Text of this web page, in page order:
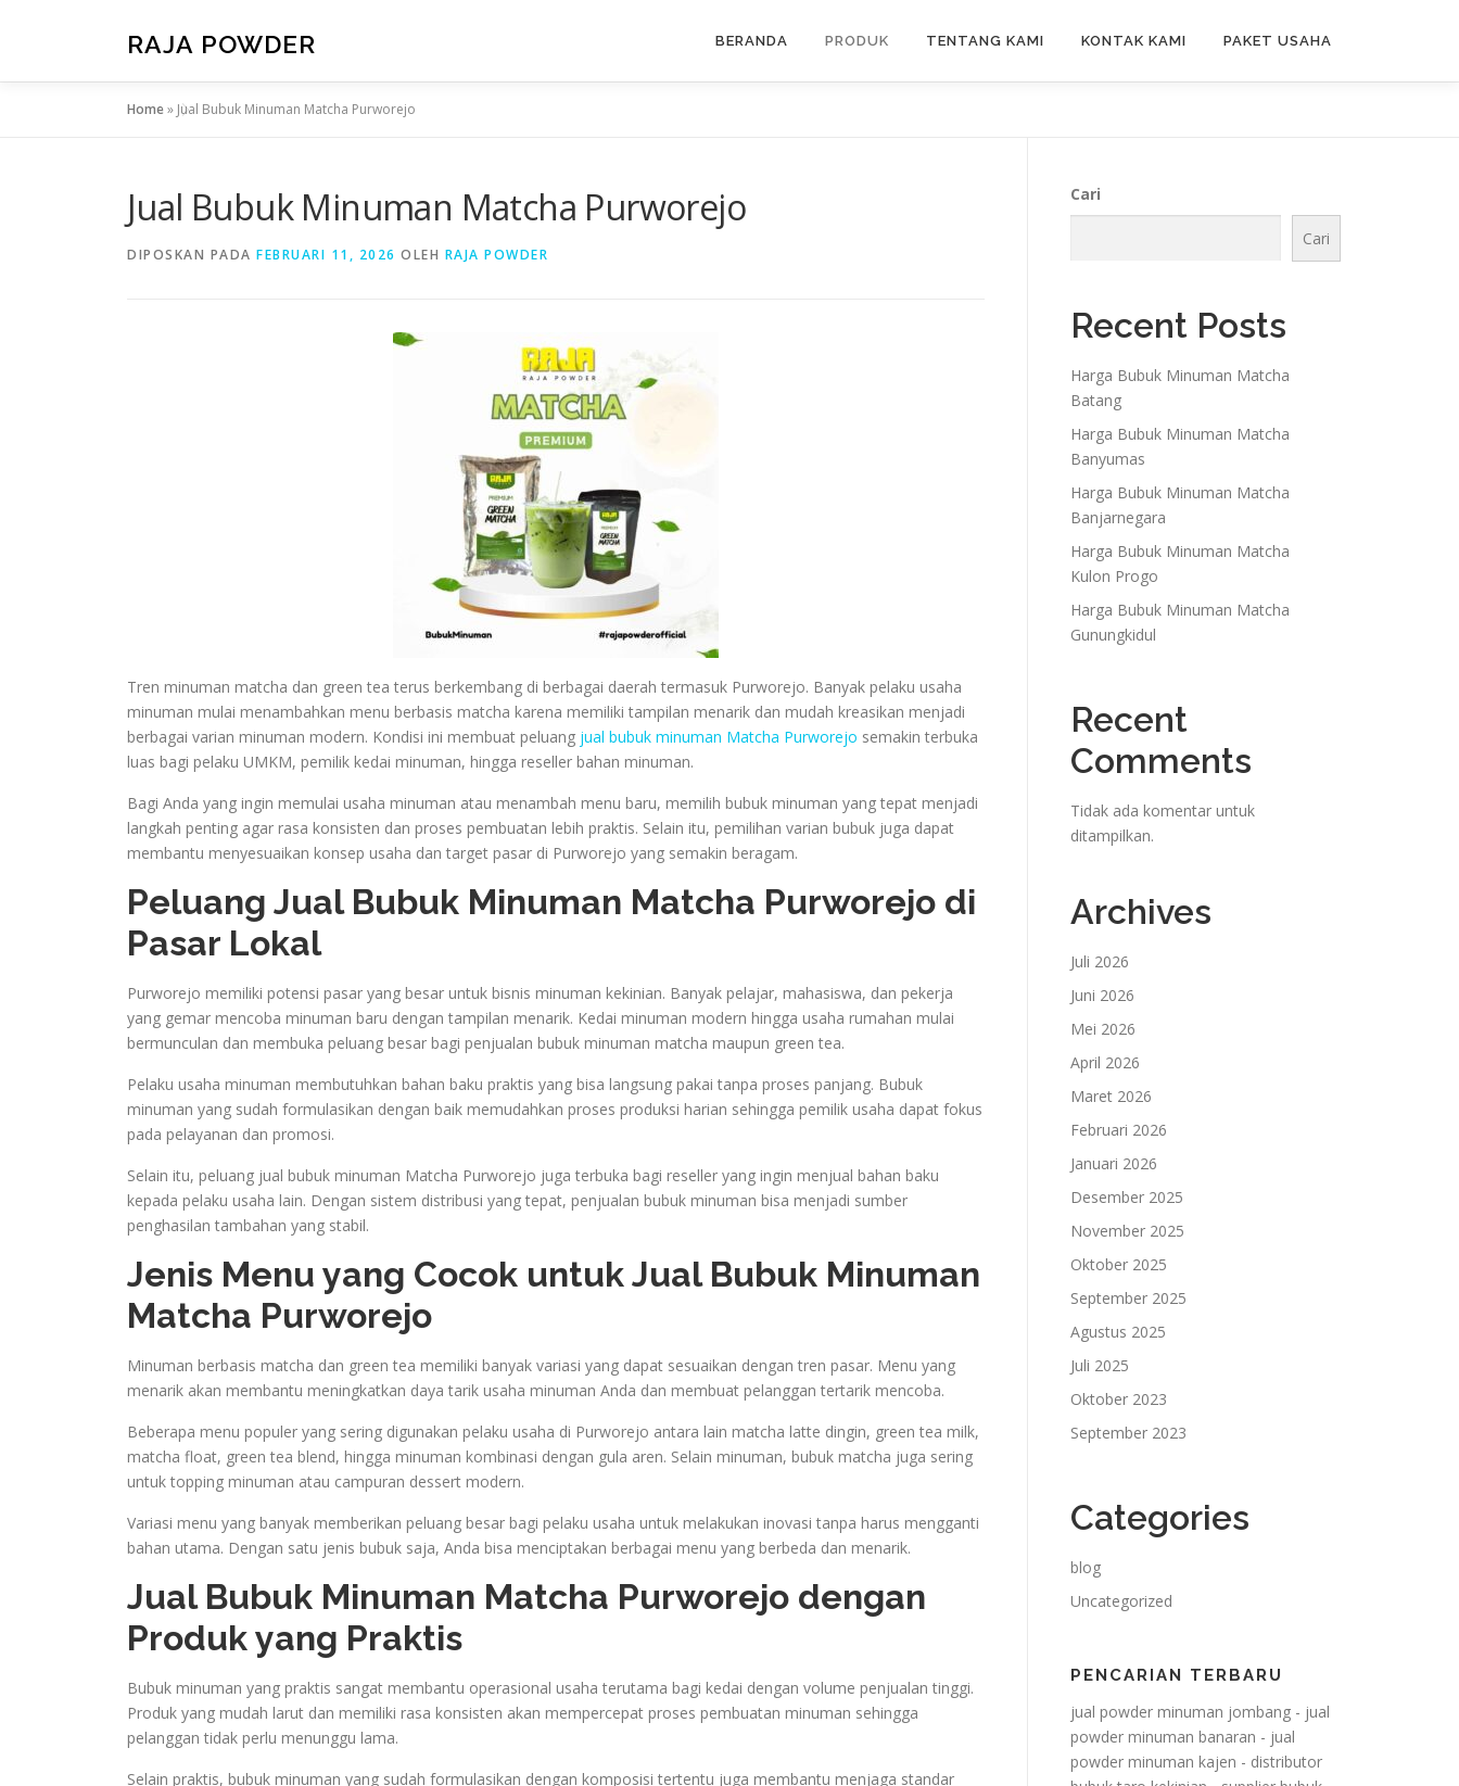
RAJA POWDER BERANDA PRODUK TENTANG KAMI KONTAK KAMI PAKET USAHA
Home» Jual Bubuk Minuman Matcha Purworejo
Jual Bubuk Minuman Matcha Purworejo
DIPOSKAN PADA FEBRUARI 11, 2026 OLEH RAJA POWDER
Tren minuman matcha dan green tea terus berkembang di berbagai daerah termasuk Purworejo. Banyak pelaku usaha
minuman mulai menambahkan menu berbasis matcha karena memiliki tampilan menarik dan mudah kreasikan menjadi
berbagai varian minuman modern. Kondisi ini membuat peluang jual bubuk minuman Matcha Purworejo semakin terbuka
luas bagi pelaku UMKM, pemilik kedai minuman, hingga reseller bahan minuman.
Bagi Anda yang ingin memulai usaha minuman atau menambah menu baru, memilih bubuk minuman yang tepat menjadi
langkah penting agar rasa konsisten dan proses pembuatan lebih praktis. Selain itu, pemilihan varian bubuk juga dapat
membantu menyesuaikan konsep usaha dan target pasar di Purworejo yang semakin beragam.
Peluang Jual Bubuk Minuman Matcha Purworejo di
Pasar Lokal
Purworejo memiliki potensi pasar yang besar untuk bisnis minuman kekinian. Banyak pelajar, mahasiswa, dan pekerja
yang gemar mencoba minuman baru dengan tampilan menarik. Kedai minuman modern hingga usaha rumahan mulai
bermunculan dan membuka peluang besar bagi penjualan bubuk minuman matcha maupun green tea.
Pelaku usaha minuman membutuhkan bahan baku praktis yang bisa langsung pakai tanpa proses panjang. Bubuk
minuman yang sudah formulasikan dengan baik memudahkan proses produksi harian sehingga pemilik usaha dapat fokus
pada pelayanan dan promosi.
Selain itu, peluang jual bubuk minuman Matcha Purworejo juga terbuka bagi reseller yang ingin menjual bahan baku
kepada pelaku usaha lain. Dengan sistem distribusi yang tepat, penjualan bubuk minuman bisa menjadi sumber
penghasilan tambahan yang stabil.
Jenis Menu yang Cocok untuk Jual Bubuk Minuman
Matcha Purworejo
Minuman berbasis matcha dan green tea memiliki banyak variasi yang dapat sesuaikan dengan tren pasar. Menu yang
menarik akan membantu meningkatkan daya tarik usaha minuman Anda dan membuat pelanggan tertarik mencoba.
Beberapa menu populer yang sering digunakan pelaku usaha di Purworejo antara lain matcha latte dingin, green tea milk,
matcha float, green tea blend, hingga minuman kombinasi dengan gula aren. Selain minuman, bubuk matcha juga sering
untuk topping minuman atau campuran dessert modern.
Variasi menu yang banyak memberikan peluang besar bagi pelaku usaha untuk melakukan inovasi tanpa harus mengganti
bahan utama. Dengan satu jenis bubuk saja, Anda bisa menciptakan berbagai menu yang berbeda dan menarik.
Jual Bubuk Minuman Matcha Purworejo dengan
Produk yang Praktis
Bubuk minuman yang praktis sangat membantu operasional usaha terutama bagi kedai dengan volume penjualan tinggi.
Produk yang mudah larut dan memiliki rasa konsisten akan mempercepat proses pembuatan minuman sehingga
pelanggan tidak perlu menunggu lama.
Selain praktis, bubuk minuman yang sudah formulasikan dengan komposisi tertentu juga membantu menjaga standar
Cari
Cari
Recent Posts
Harga Bubuk Minuman Matcha
Batang
Harga Bubuk Minuman Matcha
Banyumas
Harga Bubuk Minuman Matcha
Banjarnegara
Harga Bubuk Minuman Matcha
Kulon Progo
Harga Bubuk Minuman Matcha
Gunungkidul
Recent
Comments
Tidak ada komentar untuk
ditampilkan.
Archives
Juli 2026
Juni 2026
Mei 2026
April 2026
Maret 2026
Februari 2026
Januari 2026
Desember 2025
November 2025
Oktober 2025
September 2025
Agustus 2025
Juli 2025
Oktober 2023
September 2023
Categories
blog
Uncategorized
PENCARIAN TERBARU
jual powder minuman jombang - jual
powder minuman banaran - jual
powder minuman kajen - distributor